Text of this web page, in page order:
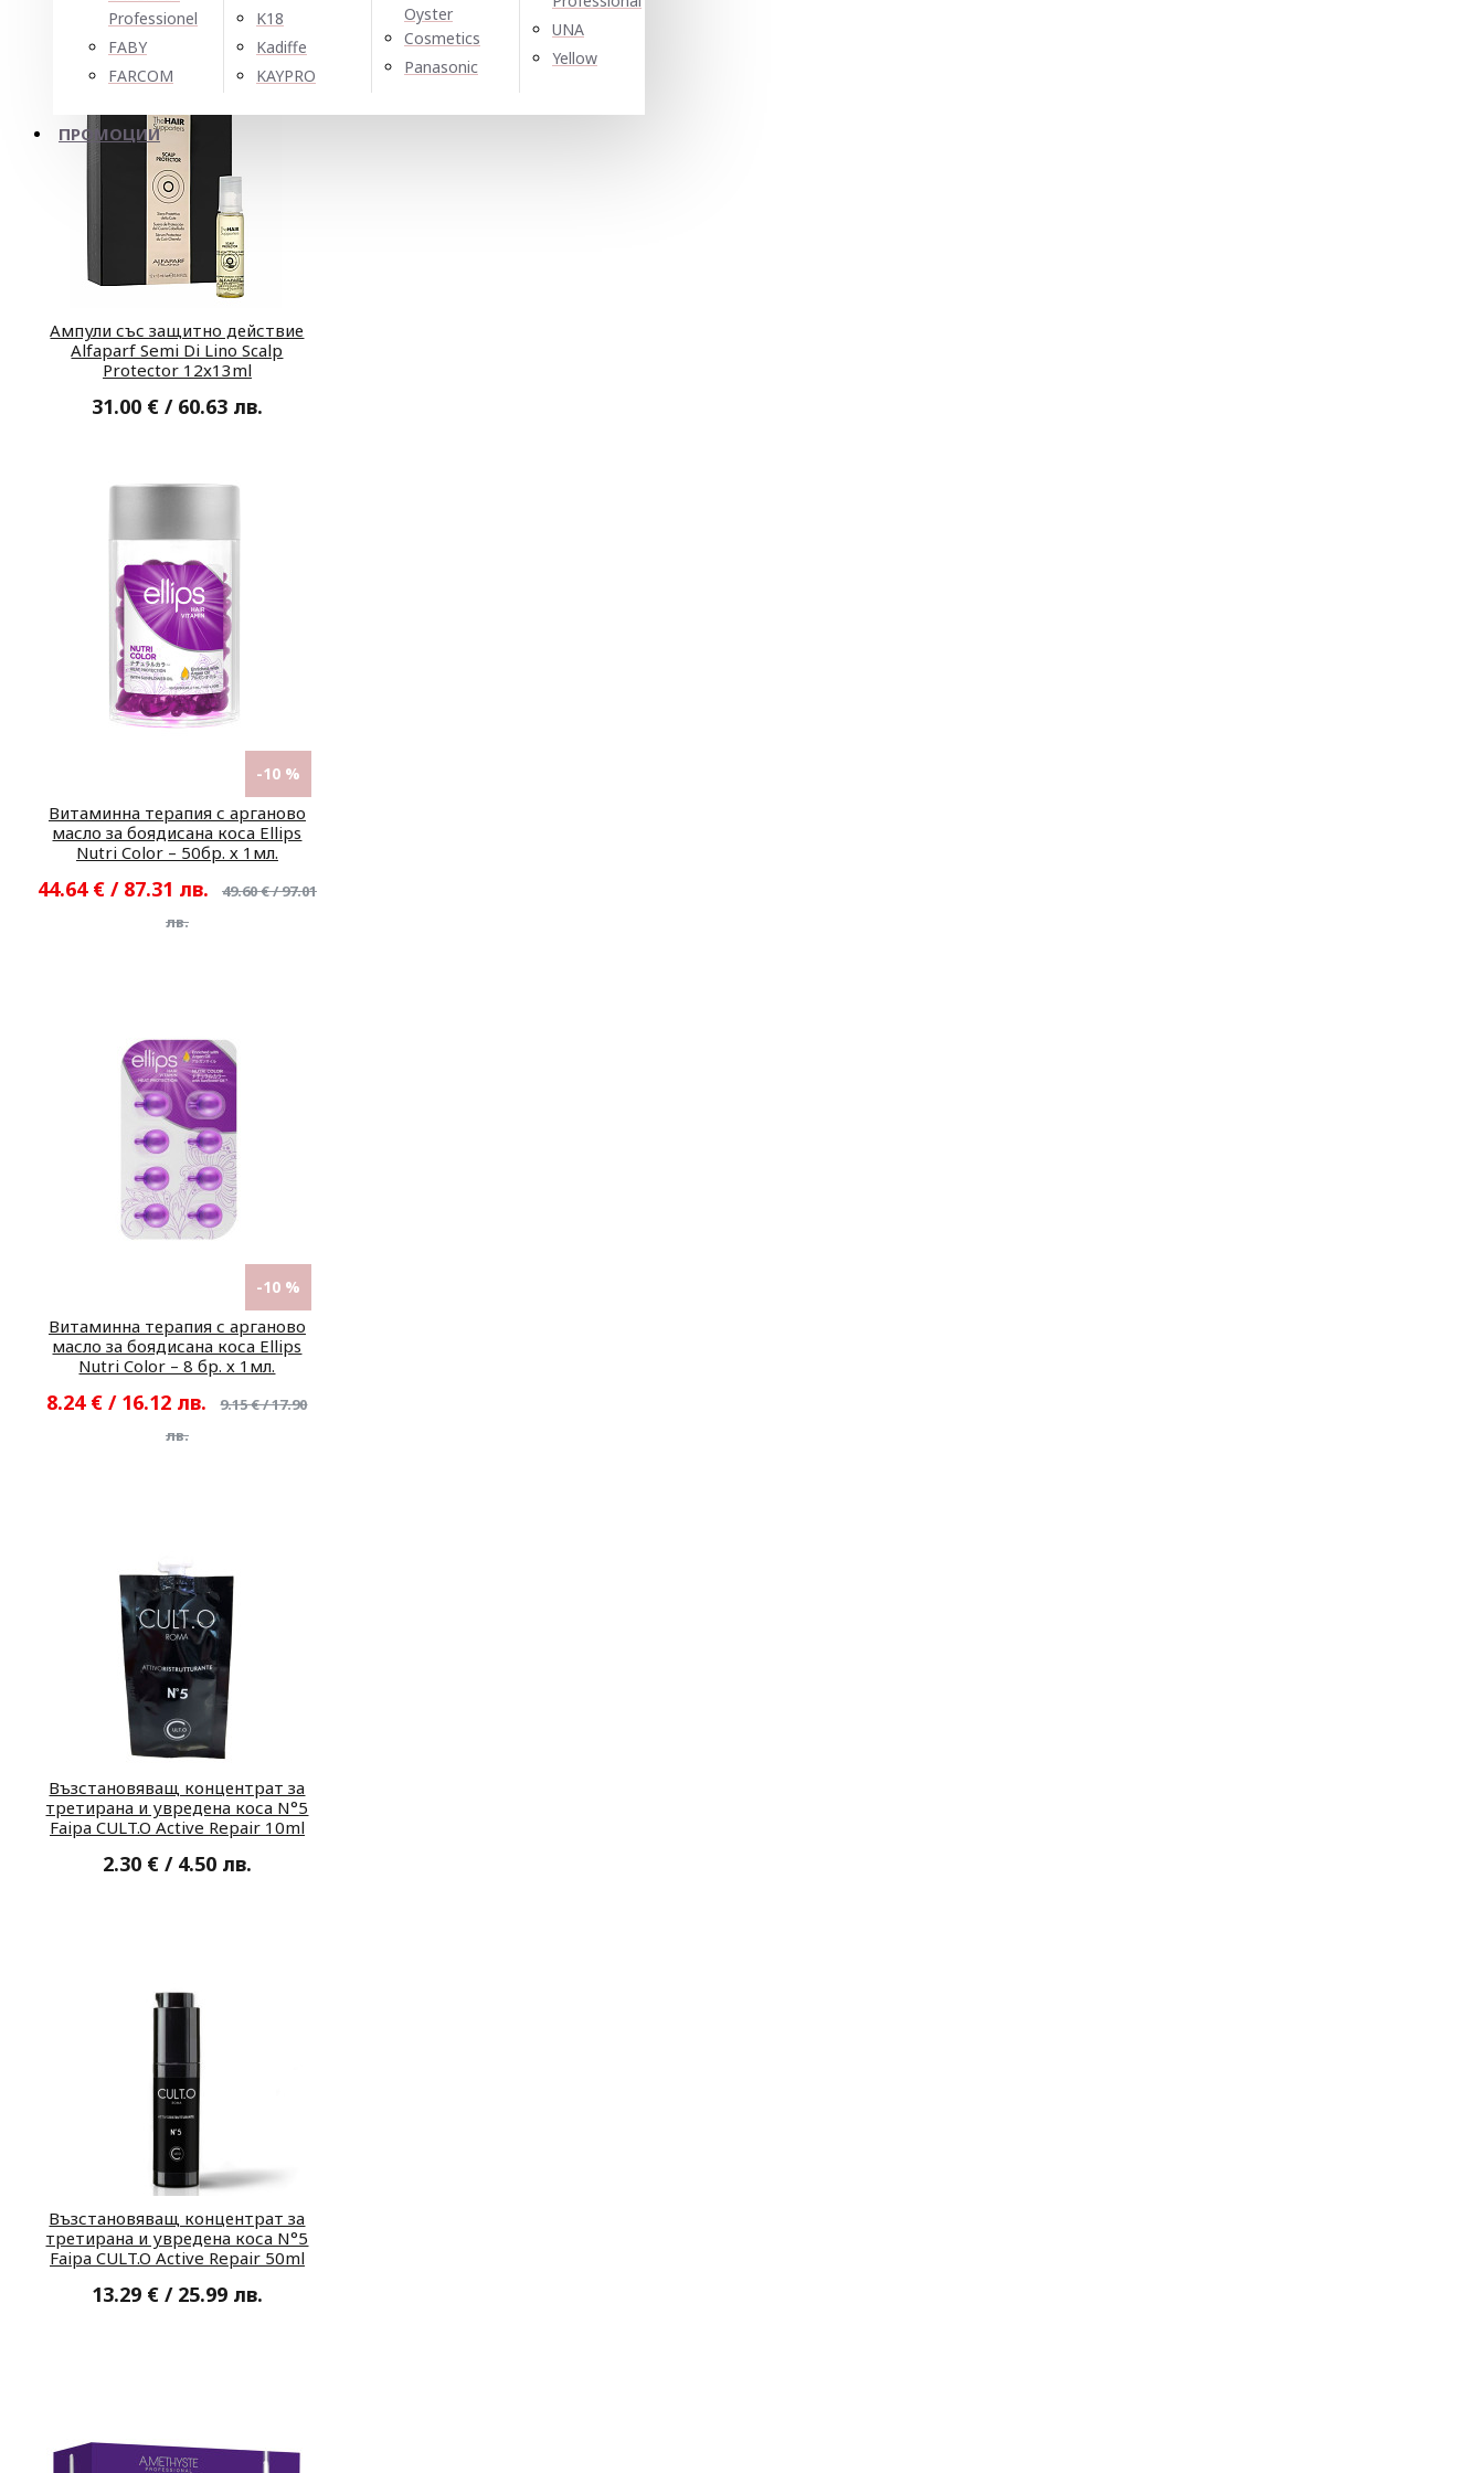
Professionel
FABY
FARCOM
K18
Kadiffe
KAYPRO
Oyster
Cosmetics
Panasonic
UNA
Yellow
ПРОМОЦИИ
Ампули със защитно действие
Alfaparf Semi Di Lino Scalp
Protector 12x13ml
31.00 € / 60.63 лв.
-10 %
Витаминна терапия с арганово
масло за боядисана коса Ellips
Nutri Color – 50бр. х 1мл.
44.64 € / 87.31 лв.
49.60 € / 97.01
лв.
-10 %
Витаминна терапия с арганово
масло за боядисана коса Ellips
Nutri Color – 8 бр. х 1мл.
8.24 € / 16.12 лв.
9.15 € / 17.90
лв.
Възстановяващ концентрат за
третирана и увредена коса N°5
Faipa CULT.O Active Repair 10ml
2.30 € / 4.50 лв.
Възстановяващ концентрат за
третирана и увредена коса N°5
Faipa CULT.O Active Repair 50ml
13.29 € / 25.99 лв.